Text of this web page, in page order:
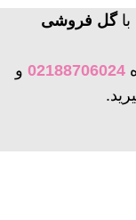
باگل فروشی
02188706024 و